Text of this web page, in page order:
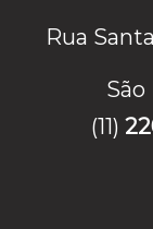
Rua
São
(11)